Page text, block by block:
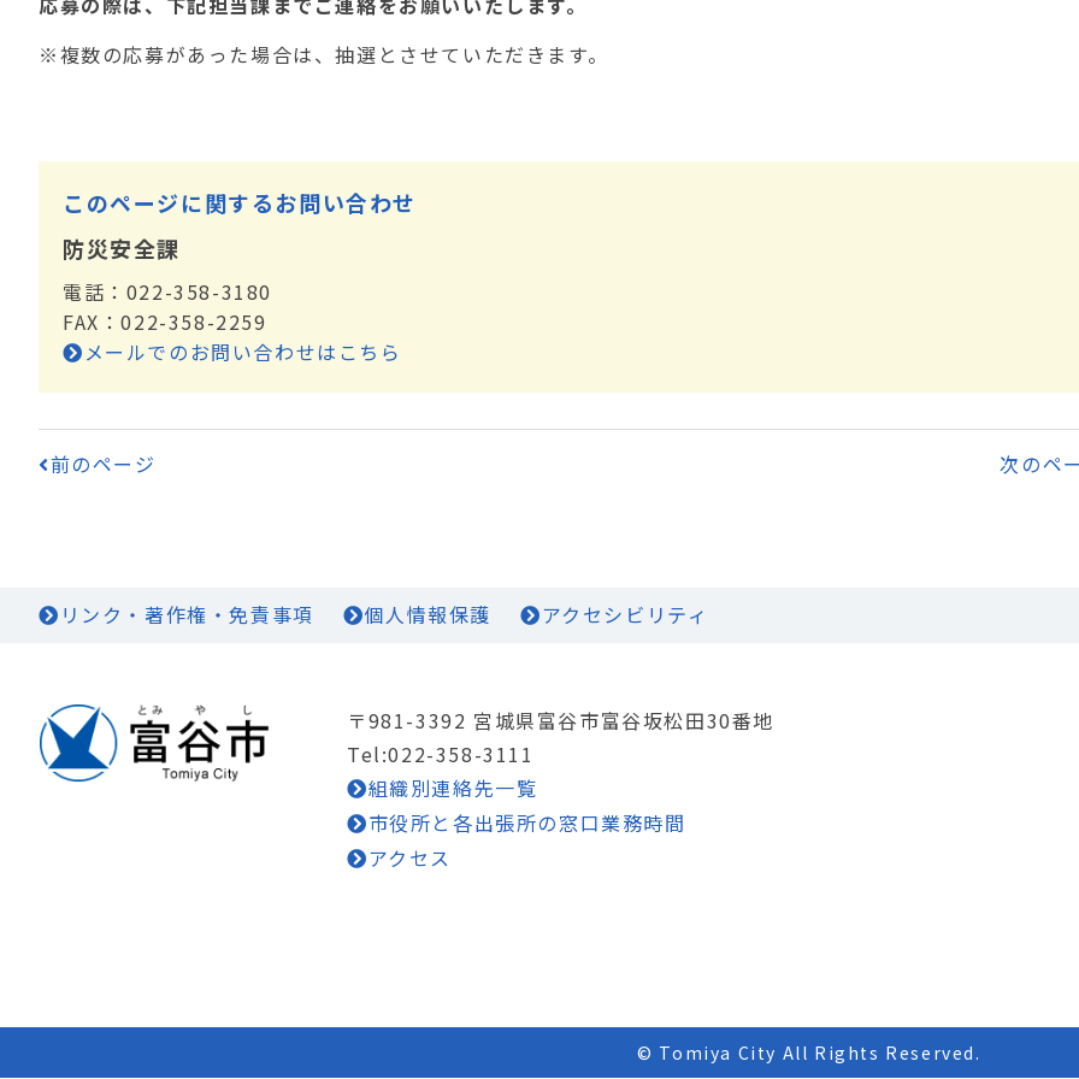
※複数の応募があった場合は、抽選とさせていただきます。
このページに関するお問い合わせ
防災安全課
電話：022-358-3180
FAX：022-358-2259
メールでのお問い合わせはこちら
前のページ 次のペ
リンク・著作権・免責事項 個人情報保護 アクセシビリティ
〒981-3392 宮城県富谷市富谷坂松田30番地
Tel:022-358-3111
組織別連絡先一覧
市役所と各出張所の窓口業務時間
アクセス
© Tomiya City All Rights Reserved.